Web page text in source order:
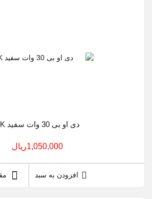
دی او بی 30 وات سفید BK
1,050,000ريال
افزودن به سبد